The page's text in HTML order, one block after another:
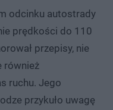
odcinku autostrady
prędkości do 110
przepisy, nie
również
ruchu. Jego
przykuło uwagę